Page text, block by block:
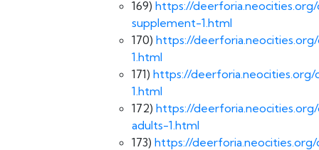
169) https://
supplement-1.html
170) https://
1.html
171) https://
1.html
172) https://
adults-1.html
173) https://